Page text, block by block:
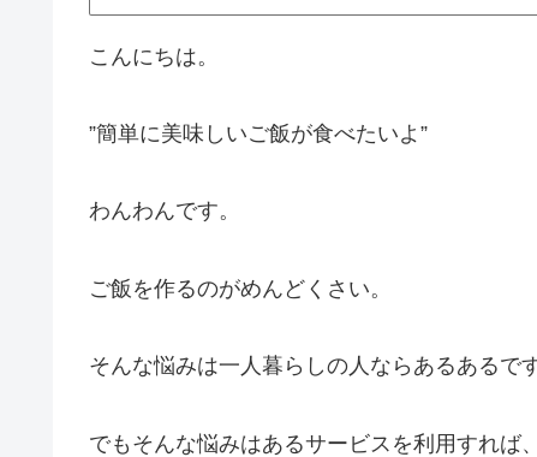
こんにちは。
”簡単に美味しいご飯が食べたいよ”
わんわんです。
ご飯を作るのがめんどくさい。
そんな悩みは一人暮らしの人ならあるあるです
でもそんな悩みはあるサービスを利用すれば